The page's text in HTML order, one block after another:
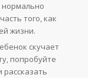
нормально
того, как
жизни.
скучает
попробуйте